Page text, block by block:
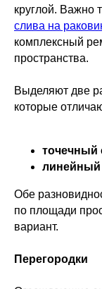
круглой. Важно
слива на
комплексный
пространства.
Выделяют две
которые
точечный
линейный
Обе
по площади
вариант.
Перегородки